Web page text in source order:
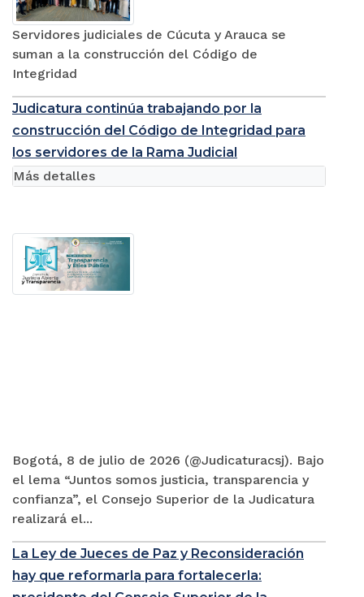
Servidores judiciales de Cúcuta y Arauca se
suman a la construcción del Código de
Integridad
Judicatura continúa trabajando por la
construcción del Código de Integridad para
los servidores de la Rama Judicial
Bogotá, 8 de julio de 2026 (@Judicaturacsj). Bajo
el lema “Juntos somos justicia, transparencia y
confianza”, el Consejo Superior de la Judicatura
realizará el...
Más detalles
La Ley de Jueces de Paz y Reconsideración
hay que reformarla para fortalecerla: